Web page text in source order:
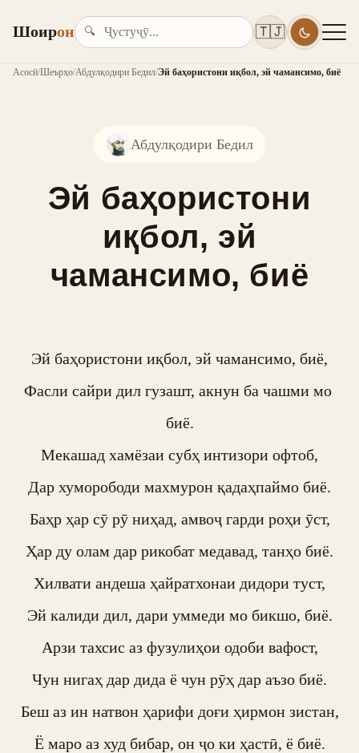
Шоирон 🔍 🇹🇯
Асосӣ/Шеърҳо/Абдулқодири Бедил/Эй баҳористони иқбол, эй чамансимо, биё
Абдулқодири Бедил
Эй баҳористони
иқбол, эй
чамансимо, биё
Эй баҳористони иқбол, эй чамансимо, биё,
Фасли сайри дил гузашт, акнун ба чашми мо
биё.
Мекашад хамёзаи субҳ интизори офтоб,
Дар хуморободи махмурон қадаҳпаймо биё.
Баҳр ҳар сӯ рӯ ниҳад, амвоҷ гарди роҳи ӯст,
Ҳар ду олам дар рикобат медавад, танҳо биё.
Хилвати андеша ҳайратхонаи дидори туст,
Эй калиди дил, дари уммеди мо бикшо, биё.
Арзи тахсис аз фузулиҳои одоби вафост,
Чун нигаҳ дар дида ё чун рӯҳ дар аъзо биё.
Беш аз ин натвон ҳарифи доғи ҳирмон зистан,
Ё маро аз худ бибар, он ҷо ки ҳастӣ, ё биё.